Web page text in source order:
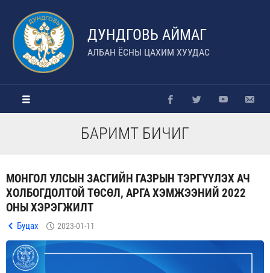
ДУНДГОВЬ АЙМАГ
АЛБАН ЁСНЫ ЦАХИМ ХУУДАС
БАРИМТ БИЧИГ
МОНГОЛ УЛСЫН ЗАСГИЙН ГАЗРЫН ТЭРГҮҮЛЭХ АЧ
ХОЛБОГДОЛТОЙ ТӨСӨЛ, АРГА ХЭМЖЭЭНИЙ 2022
ОНЫ ХЭРЭГЖИЛТ
Буцах 2023-01-11